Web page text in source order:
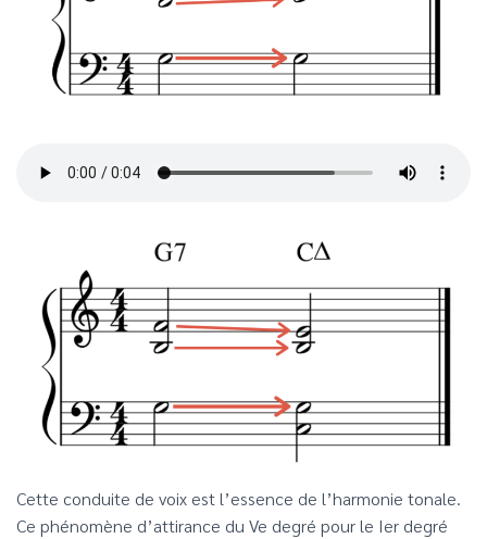
Cette conduite de voix est l’essence de l’harmonie tonale.
Ce phénomène d’attirance du Ve degré pour le Ier degré